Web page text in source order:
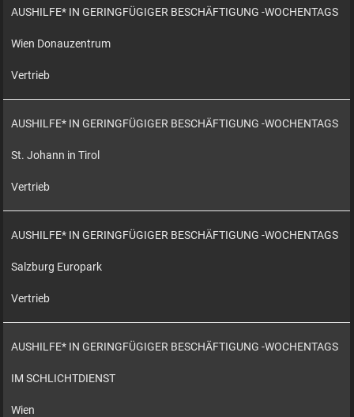
AUSHILFE* IN GERINGFÜGIGER BESCHÄFTIGUNG -WOCHENTAGS
Wien Donauzentrum
Vertrieb
AUSHILFE* IN GERINGFÜGIGER BESCHÄFTIGUNG -WOCHENTAGS
St. Johann in Tirol
Vertrieb
AUSHILFE* IN GERINGFÜGIGER BESCHÄFTIGUNG -WOCHENTAGS
Salzburg Europark
Vertrieb
AUSHILFE* IN GERINGFÜGIGER BESCHÄFTIGUNG -WOCHENTAGS
IM SCHLICHTDIENST
Wien